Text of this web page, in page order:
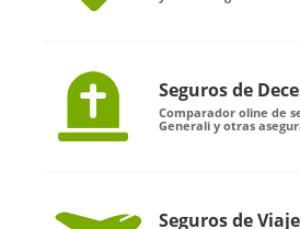
Seguros de
Comparador oline de
Generali y otras
Seguros de Viaje